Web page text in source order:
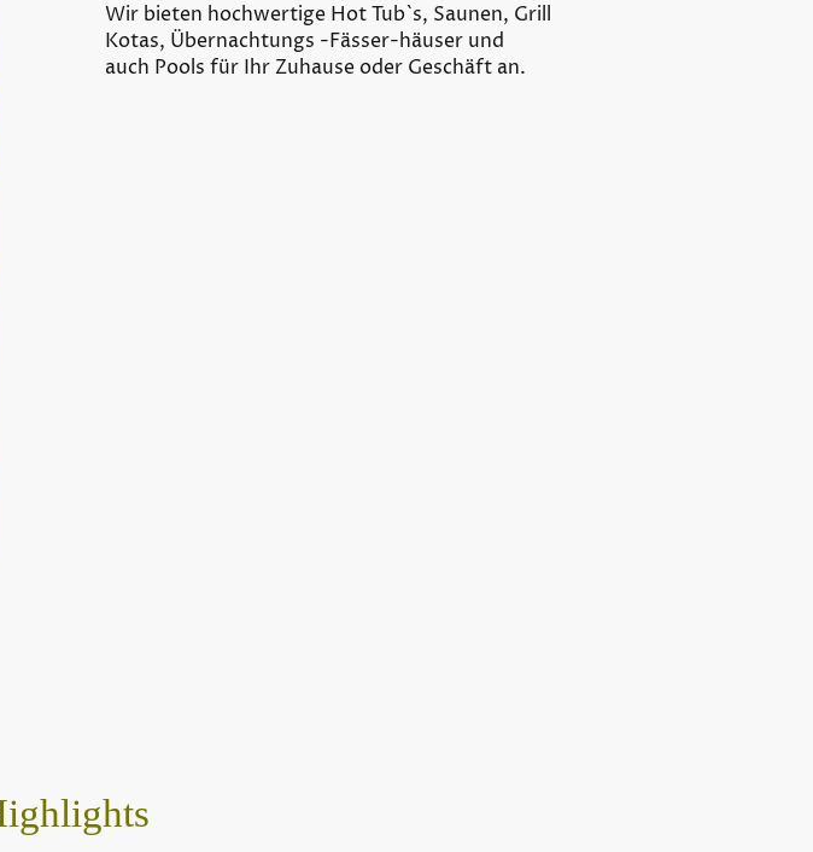
Wir bieten hochwertige Hot Tub`s, Saunen, Grill
Kotas, Übernachtungs -Fässer-häuser und
auch Pools für Ihr Zuhause oder Geschäft an.